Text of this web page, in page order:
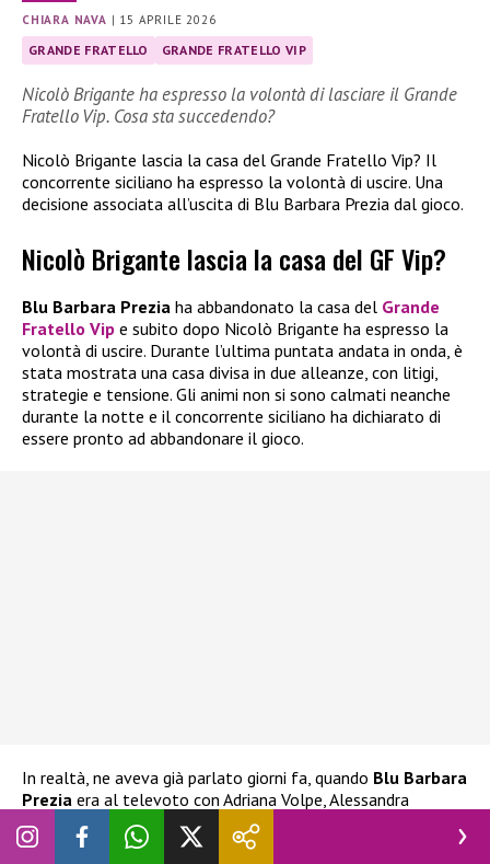
CHIARA NAVA | 15 APRILE 2026
GRANDE FRATELLO GRANDE FRATELLO VIP
Nicolò Brigante ha espresso la volontà di lasciare il Grande
Fratello Vip. Cosa sta succedendo?
Nicolò Brigante lascia la casa del Grande Fratello Vip? Il
concorrente siciliano ha espresso la volontà di uscire. Una
decisione associata all’uscita di Blu Barbara Prezia dal gioco.
Nicolò Brigante lascia la casa del GF Vip?
Blu Barbara Prezia ha abbandonato la casa del Grande
Fratello Vip e subito dopo Nicolò Brigante ha espresso la
volontà di uscire. Durante l’ultima puntata andata in onda, è
stata mostrata una casa divisa in due alleanze, con litigi,
strategie e tensione. Gli animi non si sono calmati neanche
durante la notte e il concorrente siciliano ha dichiarato di
essere pronto ad abbandonare il gioco.
In realtà, ne aveva già parlato giorni fa, quando Blu Barbara
Prezia era al televoto con Adriana Volpe, Alessandra
Mussolini e Lucia Ilarido. L’ex tronista aveva già espresso
l’intenzione di ritirarsinel caso Blu fosse stata eliminata.